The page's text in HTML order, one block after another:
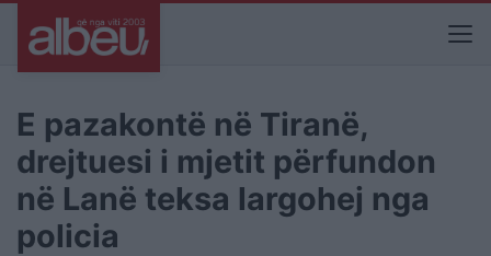
E pazakontë në Tiranë,
drejtuesi i mjetit përfundon
në Lanë teksa largohej nga
policia